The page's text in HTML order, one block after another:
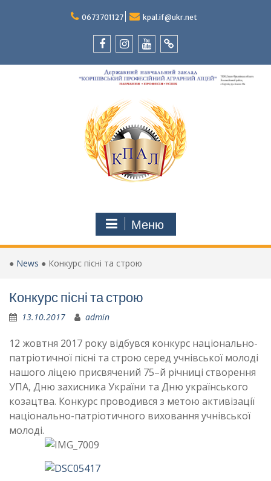
0673701127 kpal.if@ukr.net
Tok
Меню
● News ● Конкурс пісні та строю
Конкурс пісні та строю
13.10.2017 admin
12 жовтня 2017 року відбувся конкурс національно-
патріотичної пісні та строю серед учнівської молоді
нашого ліцею присвячений 75–й річниці створення
УПА, Дню захисника України та Дню українського
козацтва. Конкурс проводився з метою активізації
національно-патріотичного виховання учнівської
молоді.